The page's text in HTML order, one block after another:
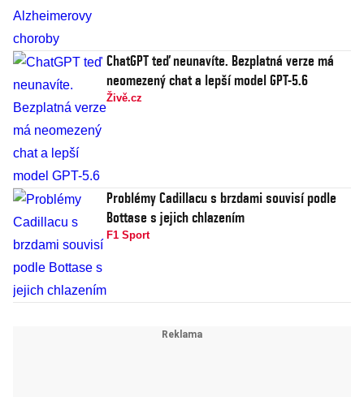
ChatGPT teď neunavíte. Bezplatná verze má
neomezený chat a lepší model GPT-5.6
Živě.cz
Problémy Cadillacu s brzdami souvisí podle
Bottase s jejich chlazením
F1 Sport